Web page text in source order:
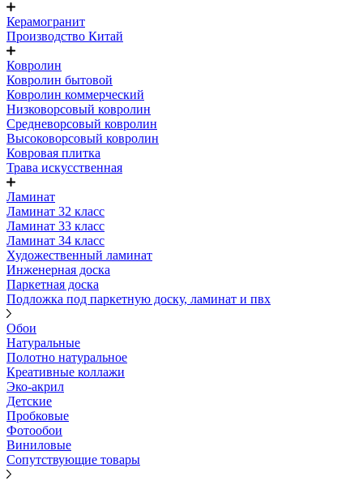
Керамогранит
Производство Китай
Ковролин
Ковролин бытовой
Ковролин коммерческий
Низковорсовый ковролин
Средневорсовый ковролин
Высоковорсовый ковролин
Ковровая плитка
Трава искусственная
Ламинат
Ламинат 32 класс
Ламинат 33 класс
Ламинат 34 класс
Художественный ламинат
Инженерная доска
Паркетная доска
Подложка под паркетную доску, ламинат и пвх
Обои
Натуральные
Полотно натуральное
Креативные коллажи
Эко-акрил
Детские
Пробковые
Фотообои
Виниловые
Сопутствующие товары